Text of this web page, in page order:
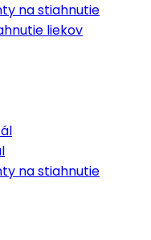
na stiahnutie
liekov
na stiahnutie